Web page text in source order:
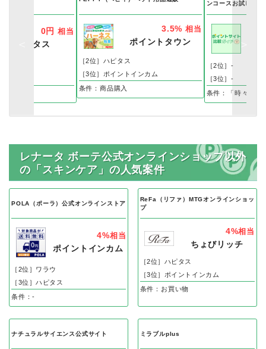
0円 相当
ハピタス
3.5% 相当
ポイントタウン
［2位］ハピタス
［3位］ポイントインカム
条件：商品購入
ンコースお試し便
［2位］-
［3位］-
条件：「時々ヴィ
レナータ ボーテ公式オンラインショップ以外
の「スキンケア」の人気案件
POLA（ポーラ）公式オンラインストア
4%相当
ポイントインカム
［2位］ワラウ
［3位］ハピタス
条件：-
ReFa（リファ）MTGオンラインショッ
プ
4%相当
ちょびリッチ
［2位］ハピタス
［3位］ポイントインカム
条件：お買い物
ナチュラルサイエンス公式サイト ミラブルplus